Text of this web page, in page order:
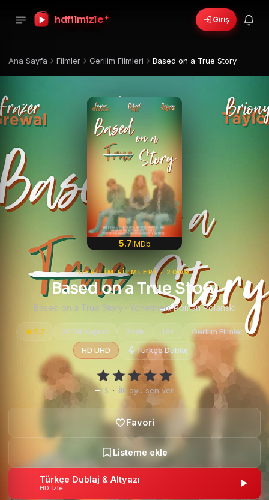
hdfilmizle + Giriş
Ana Sayfa Filmler Gerilim Filmleri Based on a True Story
5.7IMDb
GERILIM FILMLERI · 2009
Based on a True Story
Based on a True Story · Yönetmen:Roman Polanski
5.7 2009 Yapımı 24dk 13+
Gerilim Filmleri
HD UHD
Türkçe Dublaj
–/ 5 · İlk oyu sen ver
Türkçe Dublaj & Altyazı
HD İzle